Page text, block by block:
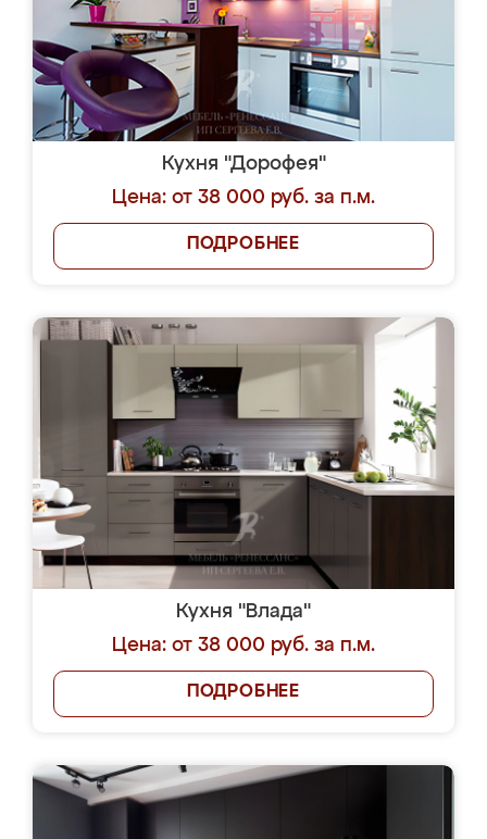
Кухня "Дорофея"
Цена: от 38 000 руб. за п.м.
ПОДРОБНЕЕ
Кухня "Влада"
Цена: от 38 000 руб. за п.м.
ПОДРОБНЕЕ